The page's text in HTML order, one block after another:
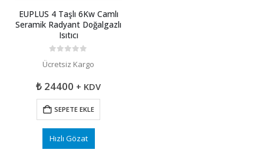
EUPLUS 4 Taşlı 6Kw Camlı
Seramik Radyant Doğalgazlı
Isıtıcı
Ücretsiz Kargo
₺ 24400 + KDV
SEPETE EKLE
Hızlı Gözat